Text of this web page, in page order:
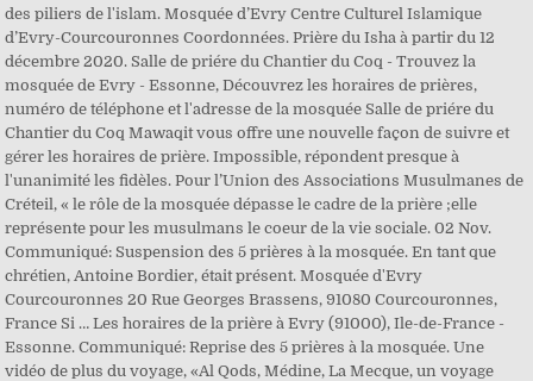
des piliers de l'islam. Mosquée d’Evry Centre Culturel Islamique
d’Evry-Courcouronnes Coordonnées. Prière du Isha à partir du 12
décembre 2020. Salle de priére du Chantier du Coq - Trouvez la
mosquée de Evry - Essonne, Découvrez les horaires de prières,
numéro de téléphone et l'adresse de la mosquée Salle de priére du
Chantier du Coq Mawaqit vous offre une nouvelle façon de suivre et
gérer les horaires de prière. Impossible, répondent presque à
l'unanimité les fidèles. Pour l’Union des Associations Musulmanes de
Créteil, « le rôle de la mosquée dépasse le cadre de la prière ;elle
représente pour les musulmans le coeur de la vie sociale. 02 Nov.
Communiqué: Suspension des 5 prières à la mosquée. En tant que
chrétien, Antoine Bordier, était présent. Mosquée d'Evry
Courcouronnes 20 Rue Georges Brassens, 91080 Courcouronnes,
France Si … Les horaires de la prière à Evry (91000), Ile-de-France -
Essonne. Communiqué: Reprise des 5 prières à la mosquée. Une
vidéo de plus du voyage, «Al Qods, Médine, La Mecque, un voyage